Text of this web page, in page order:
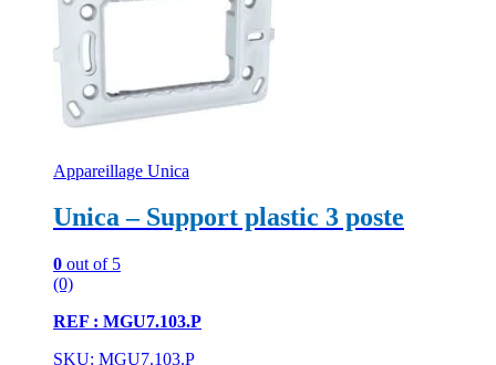
Appareillage Unica
Unica – Support plastic 3 poste
0 out of 5
(0)
REF : MGU7.103.P
SKU: MGU7.103.P